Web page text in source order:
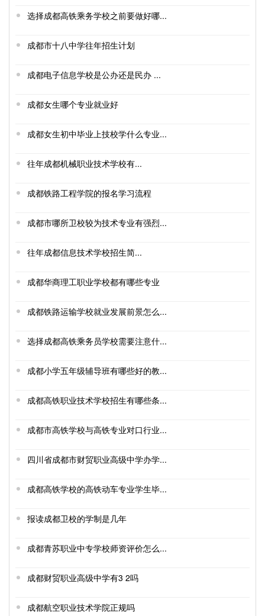
选择成都高铁乘务学校之前要做好哪...
成都市十八中学往年招生计划
成都电子信息学校是公办还是民办 ...
成都女生哪个专业就业好
成都女生初中毕业上技校学什么专业...
往年成都机械职业技术学校有...
成都铁路工程学院的报名学习流程
成都市哪所卫校较为技术专业有强烈...
往年成都信息技术学校招生简...
成都华商理工职业学校都有哪些专业
成都铁路运输学校就业发展前景怎么...
选择成都高铁乘务员学校需要注意什...
成都小学五年级辅导班有哪些好的教...
成都高铁职业技术学校招生有哪些条...
成都市高铁学校与高铁专业对口行业...
四川省成都市财贸职业高级中学办学...
成都高铁学校的高铁动车专业学生毕...
报读成都卫校的学制是几年
成都青苏职业中专学校师资评价怎么...
成都财贸职业高级中学有3 2吗
成都航空职业技术学院正规吗